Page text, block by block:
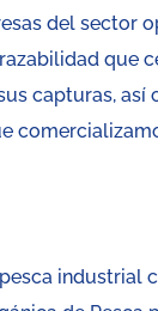
del sector
que
capturas, así
industrial